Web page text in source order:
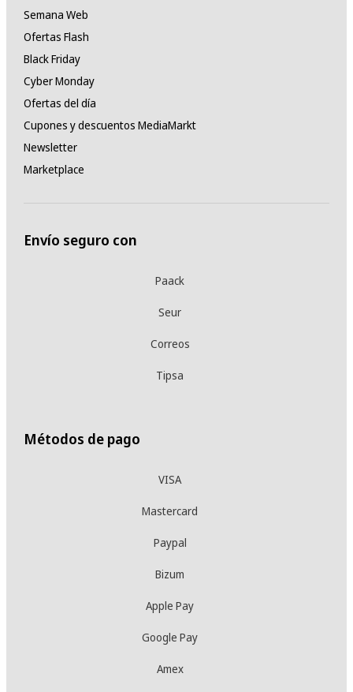
Semana Web
Ofertas Flash
Black Friday
Cyber Monday
Ofertas del día
Cupones y descuentos MediaMarkt
Newsletter
Marketplace
Envío seguro con
Paack
Seur
Correos
Tipsa
Métodos de pago
VISA
Mastercard
Paypal
Bizum
Apple Pay
Google Pay
Amex